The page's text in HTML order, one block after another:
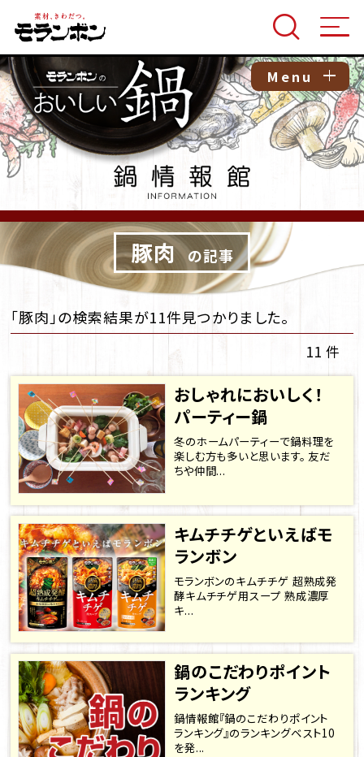
Menu
豚肉 の記事
「豚肉」の検索結果が11件見つかりました。
11 件
おしゃれにおいしく！
パーティー鍋
冬のホームパーティーで鍋料理を
楽しむ方も多いと思います。 友だ
ちや仲間...
キムチチゲといえばモ
ランボン
モランボンのキムチチゲ 超熟成発
酵キムチチゲ用スープ 熟成濃厚
キ...
鍋のこだわりポイント
ランキング
鍋情報館『鍋のこだわりポイント
ランキング』のランキングベスト10
を発...